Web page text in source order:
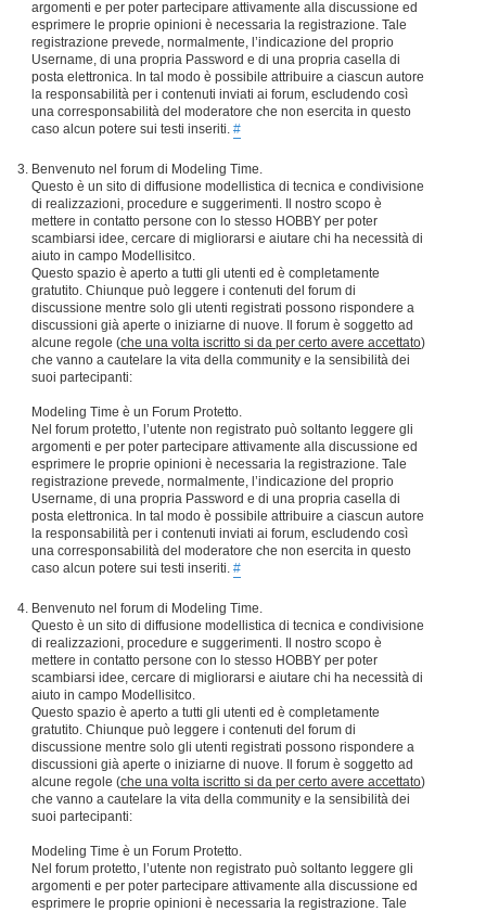
argomenti e per poter partecipare attivamente alla discussione ed
esprimere le proprie opinioni è necessaria la registrazione. Tale
registrazione prevede, normalmente, l’indicazione del proprio
Username, di una propria Password e di una propria casella di
posta elettronica. In tal modo è possibile attribuire a ciascun autore
la responsabilità per i contenuti inviati ai forum, escludendo così
una corresponsabilità del moderatore che non esercita in questo
caso alcun potere sui testi inseriti. #
Benvenuto nel forum di Modeling Time.
Questo è un sito di diffusione modellistica di tecnica e condivisione
di realizzazioni, procedure e suggerimenti. Il nostro scopo è
mettere in contatto persone con lo stesso HOBBY per poter
scambiarsi idee, cercare di migliorarsi e aiutare chi ha necessità di
aiuto in campo Modellisitco.
Questo spazio è aperto a tutti gli utenti ed è completamente
gratutito. Chiunque può leggere i contenuti del forum di
discussione mentre solo gli utenti registrati possono rispondere a
discussioni già aperte o iniziarne di nuove. Il forum è soggetto ad
alcune regole (che una volta iscritto si da per certo avere accettato)
che vanno a cautelare la vita della community e la sensibilità dei
suoi partecipanti:
Modeling Time è un Forum Protetto.
Nel forum protetto, l’utente non registrato può soltanto leggere gli
argomenti e per poter partecipare attivamente alla discussione ed
esprimere le proprie opinioni è necessaria la registrazione. Tale
registrazione prevede, normalmente, l’indicazione del proprio
Username, di una propria Password e di una propria casella di
posta elettronica. In tal modo è possibile attribuire a ciascun autore
la responsabilità per i contenuti inviati ai forum, escludendo così
una corresponsabilità del moderatore che non esercita in questo
caso alcun potere sui testi inseriti. #
Benvenuto nel forum di Modeling Time.
Questo è un sito di diffusione modellistica di tecnica e condivisione
di realizzazioni, procedure e suggerimenti. Il nostro scopo è
mettere in contatto persone con lo stesso HOBBY per poter
scambiarsi idee, cercare di migliorarsi e aiutare chi ha necessità di
aiuto in campo Modellisitco.
Questo spazio è aperto a tutti gli utenti ed è completamente
gratutito. Chiunque può leggere i contenuti del forum di
discussione mentre solo gli utenti registrati possono rispondere a
discussioni già aperte o iniziarne di nuove. Il forum è soggetto ad
alcune regole (che una volta iscritto si da per certo avere accettato)
che vanno a cautelare la vita della community e la sensibilità dei
suoi partecipanti:
Modeling Time è un Forum Protetto.
Nel forum protetto, l’utente non registrato può soltanto leggere gli
argomenti e per poter partecipare attivamente alla discussione ed
esprimere le proprie opinioni è necessaria la registrazione. Tale